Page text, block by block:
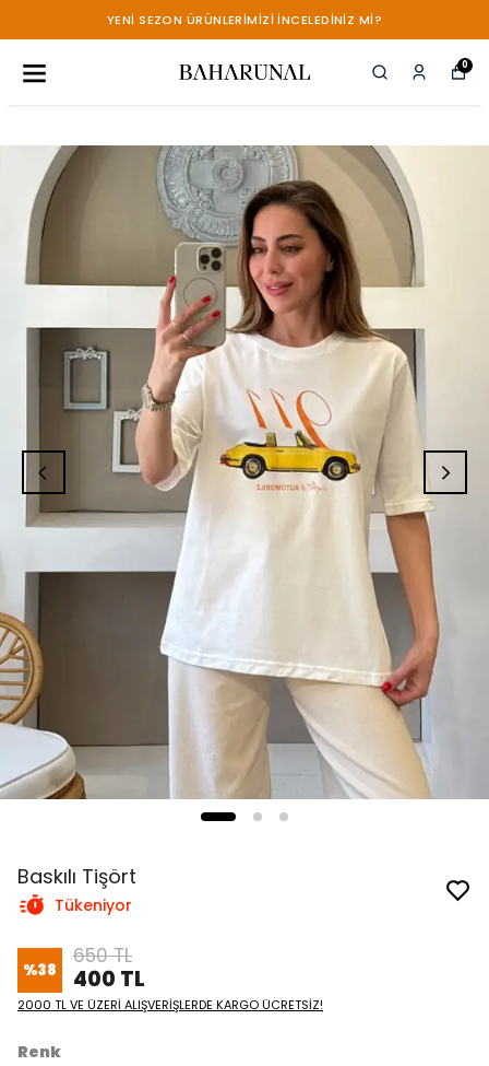
YENİ SEZON ÜRÜNLERİMİZİ İNCELEDİNİZ Mİ?
0
Baskılı Tişört
Tükeniyor
%38
650 TL
400 TL
2000 TL VE ÜZERİ ALIŞVERİŞLERDE KARGO ÜCRETSİZ!
Renk